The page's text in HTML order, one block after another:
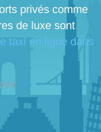
privés comme
de luxe sont
taxi en ligne dans